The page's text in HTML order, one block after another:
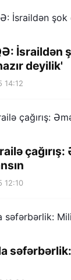
İsraildən
deyilik'
14:12
12:10